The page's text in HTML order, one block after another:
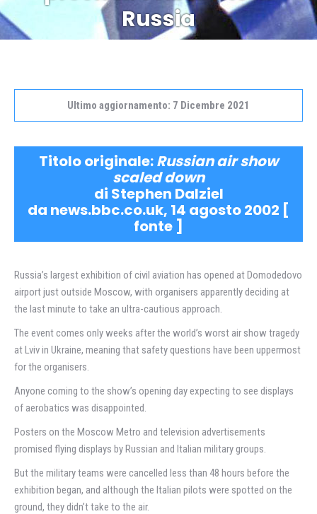
Russia
Ultimo aggiornamento: 7 Dicembre 2021
Titolo originale:Russian air show
scaled down
di Stephen Dalziel
da news.bbc.co.uk, 14 agosto 2002 [
fonte ]
Russia’s largest exhibition of civil aviation has opened at Domodedovo
airport just outside Moscow, with organisers apparently deciding at
the last minute to take an ultra-cautious approach.
The event comes only weeks after the world’s worst air show tragedy
at Lviv in Ukraine, meaning that safety questions have been uppermost
for the organisers.
Anyone coming to the show’s opening day expecting to see displays
of aerobatics was disappointed.
Posters on the Moscow Metro and television advertisements
promised flying displays by Russian and Italian military groups.
But the military teams were cancelled less than 48 hours before the
exhibition began, and although the Italian pilots were spotted on the
ground, they didn’t take to the air.